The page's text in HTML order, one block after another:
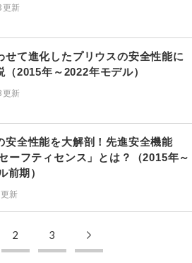
更新
せて進化したプリウスの安全性能に
（2015年～2022年モデル）
更新
安全性能を大解剖！先進安全機能
ーフティセンス」とは？（2015年～
前期）
更新
2 3